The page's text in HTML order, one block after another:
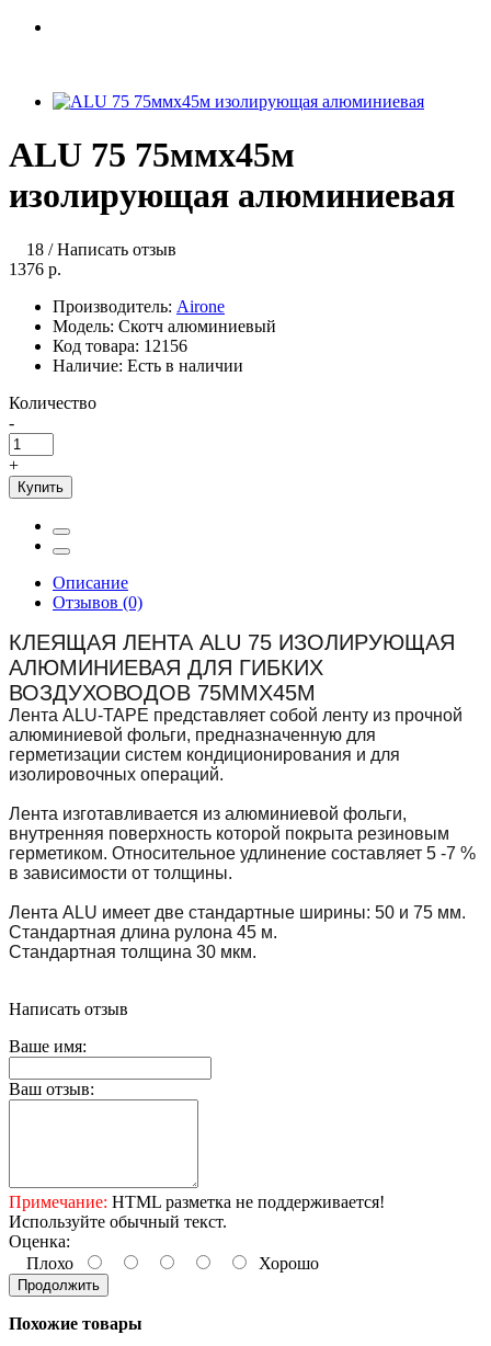
ALU 75 75ммх45м
изолирующая алюминиевая
18 /Написать отзыв
1376 р.
Производитель: Airone
Модель: Скотч алюминиевый
Код товара: 12156
Наличие: Есть в наличии
Количество
-
+
Купить
Описание
Отзывов (0)
КЛЕЯЩАЯ ЛЕНТА ALU 75 ИЗОЛИРУЮЩАЯ
АЛЮМИНИЕВАЯ ДЛЯ ГИБКИХ
ВОЗДУХОВОДОВ 75ММХ45М
Лента ALU-TAPE представляет собой ленту из прочной
алюминиевой фольги, предназначенную для
герметизации систем кондиционирования и для
изолировочных операций.
Лента изготавливается из алюминиевой фольги,
внутренняя поверхность которой покрыта резиновым
герметиком. Относительное удлинение составляет 5 -7 %
в зависимости от толщины.
Лента ALU имеет две стандартные ширины: 50 и 75 мм.
Стандартная длина рулона 45 м.
Стандартная толщина 30 мкм.
Написать отзыв
Ваше имя:
Ваш отзыв:
Примечание: HTML разметка не поддерживается!
Используйте обычный текст.
Оценка:
Плохо
Хорошо
Продолжить
Похожие товары